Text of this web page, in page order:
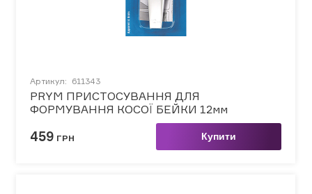
Артикул: 611343
PRYM ПРИСТОСУВАННЯ ДЛЯ
ФОРМУВАННЯ КОСОЇ БЕЙКИ 12мм
459 ГРН Купити